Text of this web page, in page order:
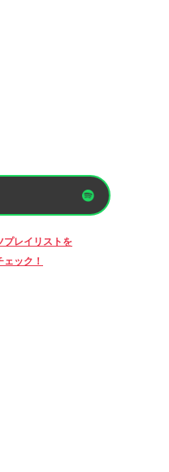
プレイリストを
ック！